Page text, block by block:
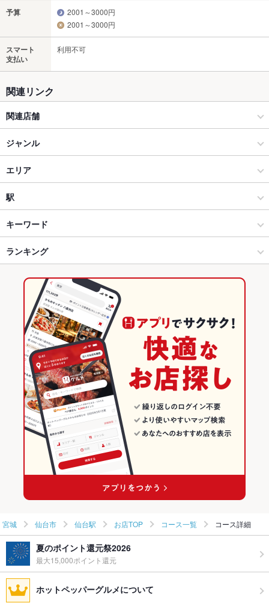
予算
2001～3000円
2001～3000円
スマート
支払い
利用不可
関連リンク
関連店舗
串とメシにはサケキタル
ジャンル
居酒屋
和風
仙台市 × 居酒屋
仙台市 × 和風
仙台駅 × 居酒屋
仙台駅 × 和風
焼き鳥・鶏料理
仙台市 × 和食
仙台市 × 焼き鳥・鶏料理
仙台駅 × 和食
仙台駅 × 焼き鳥・鶏料理
エリア
仙台駅
仙台駅 × 居酒屋
仙台駅 × 和風
仙台駅 × 和食
仙台駅 × 焼き鳥・鶏料理
宮城 × 居酒屋
宮城 × 和風
宮城 × 和食
宮城 × 焼き鳥・鶏料理
駅
あおば通駅
仙台駅
キーワード
からあげ
ランキング
宮城のグルメランキング
宮城の居酒屋ランキング
仙台市のグルメランキング
仙台市の居酒屋ランキング
仙台駅のグルメランキング
仙台駅の居酒屋ランキング
宮城 仙台市 仙台駅 お店TOP コース一覧 コース詳細
夏のポイント還元祭2026
最大15,000ポイント還元
ホットペッパーグルメについて